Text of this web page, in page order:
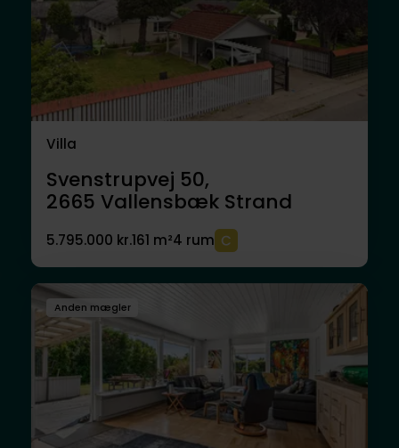
Villa
Svenstrupvej 50,
2665 Vallensbæk Strand
5.795.000 kr.161 m²4 rum
Anden mægler